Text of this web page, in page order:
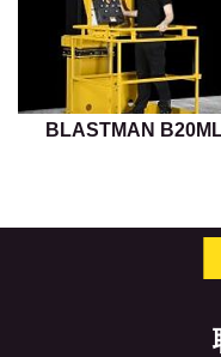
BLASTMAN